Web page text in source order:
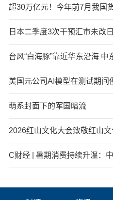
超30万亿元！今年前7月我国
日本二季度3次干预汇市未改
台风“白海豚”靠近华东沿海 中
美国元公司AI模型在测试期间
萌系封面下的军国暗流
2026红山文化大会致敬红山
C财经 | 暑期消费持续升温：